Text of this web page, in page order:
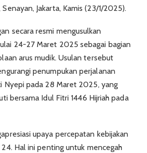
Jakarta, Kamis (23/1/2025).
secara resmi mengusulkan
24-27 Maret 2025 sebagai bagian
arus mudik. Usulan tersebut
penumpukan perjalanan
Nyepi pada 28 Maret 2025, yang
bersama Idul Fitri 1446 Hijriah pada
upaya percepatan kebijakan
Hal ini penting untuk mencegah